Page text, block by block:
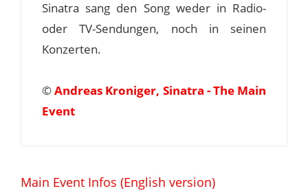
Sinatra sang den Song weder in Radio-
oder TV-Sendungen, noch in seinen
Konzerten.
©Andreas Kroniger, Sinatra - The Main
Event
Main Event Infos (English version)